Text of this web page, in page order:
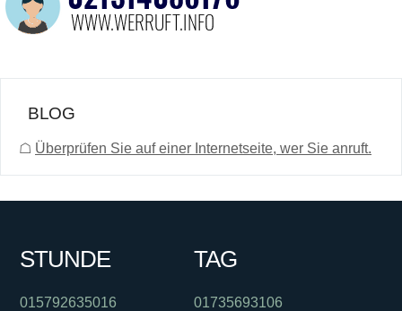
BLOG
☖ Überprüfen Sie auf einer Internetseite, wer Sie anruft.
STUNDE
015792635016
TAG
01735693106